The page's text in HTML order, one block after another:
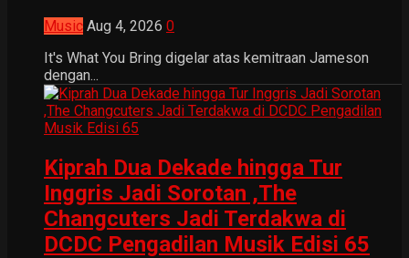
Music Aug 4, 2026 0
It's What You Bring digelar atas kemitraan Jameson
dengan...
Kiprah Dua Dekade hingga Tur
Inggris Jadi Sorotan ,The
Changcuters Jadi Terdakwa di
DCDC Pengadilan Musik Edisi 65